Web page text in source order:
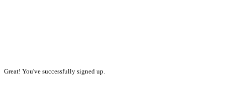
Great! You've successfully signed up.